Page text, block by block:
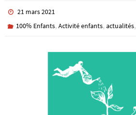
21 mars 2021
100% Enfants,Activité enfants,actualités,